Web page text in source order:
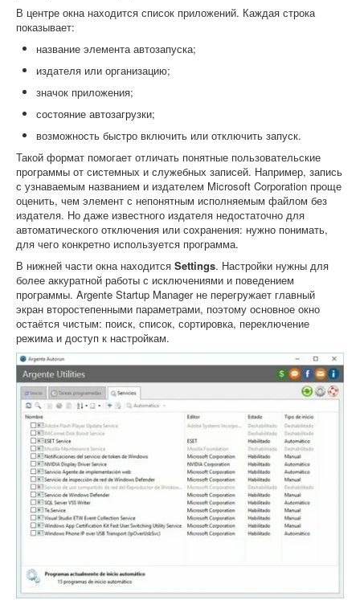
В центре окна находится список приложений. Каждая строка
показывает:
название элемента автозапуска;
издателя или организацию;
значок приложения;
состояние автозагрузки;
возможность быстро включить или отключить запуск.
Такой формат помогает отличать понятные пользовательские
программы от системных и служебных записей. Например, запись
с узнаваемым названием и издателем Microsoft Corporation проще
оценить, чем элемент с непонятным исполняемым файлом без
издателя. Но даже известного издателя недостаточно для
автоматического отключения или сохранения: нужно понимать,
для чего конкретно используется программа.
В нижней части окна находится Settings. Настройки нужны для
более аккуратной работы с исключениями и поведением
программы. Argente Startup Manager не перегружает главный
экран второстепенными параметрами, поэтому основное окно
остаётся чистым: поиск, список, сортировка, переключение
режима и доступ к настройкам.